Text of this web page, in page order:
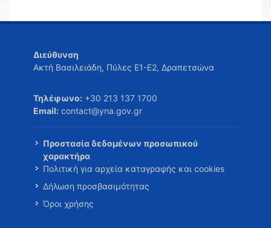
Διεύθυνση
Ακτή Βασιλειάδη, Πύλες Ε1-Ε2, Δραπετσώνα
Τηλέφωνο: +30 213 137 1700
Email: contact@yna.gov.gr
Προστασία δεδομένων προσωπικού
χαρακτήρα
Πολιτική για αρχεία καταγραφής και cookies
Δήλωση προσβασιμότητας
Όροι χρήσης